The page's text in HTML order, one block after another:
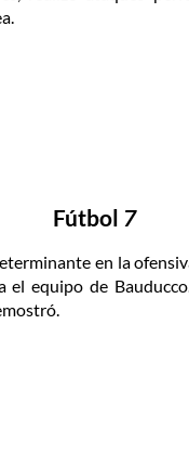
Fútbol 7
en la
equipo de